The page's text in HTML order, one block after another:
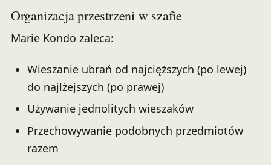
Organizacja przestrzeni w szafie
Marie Kondo zaleca:
Wieszanie ubrań od najcięższych (po lewej)
do najlżejszych (po prawej)
Używanie jednolitych wieszaków
Przechowywanie podobnych przedmiotów
razem